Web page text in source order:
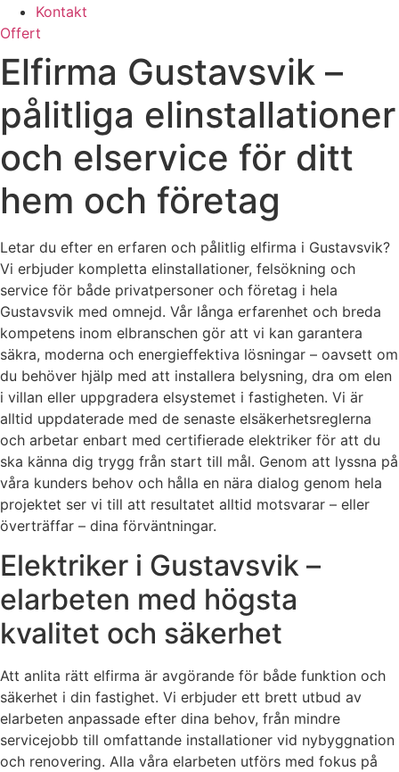
Kontakt
Offert
Elfirma Gustavsvik –
pålitliga elinstallationer
och elservice för ditt
hem och företag
Letar du efter en erfaren och pålitlig elfirma i Gustavsvik?
Vi erbjuder kompletta elinstallationer, felsökning och
service för både privatpersoner och företag i hela
Gustavsvik med omnejd. Vår långa erfarenhet och breda
kompetens inom elbranschen gör att vi kan garantera
säkra, moderna och energieffektiva lösningar – oavsett om
du behöver hjälp med att installera belysning, dra om elen
i villan eller uppgradera elsystemet i fastigheten. Vi är
alltid uppdaterade med de senaste elsäkerhetsreglerna
och arbetar enbart med certifierade elektriker för att du
ska känna dig trygg från start till mål. Genom att lyssna på
våra kunders behov och hålla en nära dialog genom hela
projektet ser vi till att resultatet alltid motsvarar – eller
överträffar – dina förväntningar.
Elektriker i Gustavsvik –
elarbeten med högsta
kvalitet och säkerhet
Att anlita rätt elfirma är avgörande för både funktion och
säkerhet i din fastighet. Vi erbjuder ett brett utbud av
elarbeten anpassade efter dina behov, från mindre
servicejobb till omfattande installationer vid nybyggnation
och renovering. Alla våra elarbeten utförs med fokus på